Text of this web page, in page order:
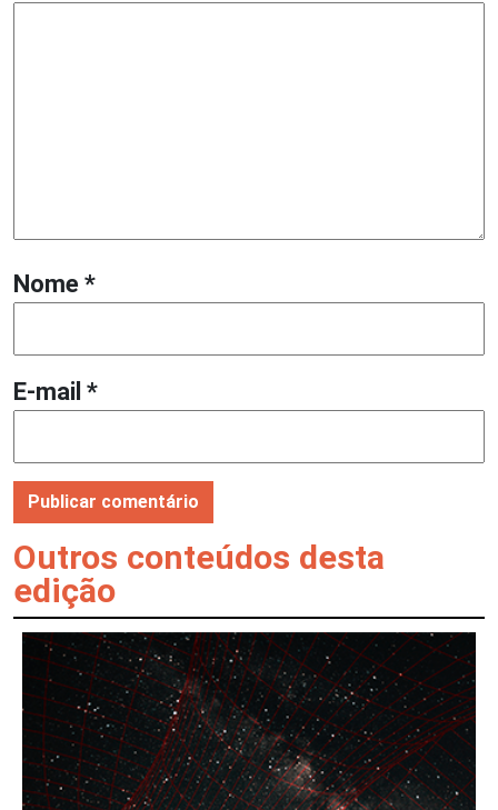
Nome *
E-mail *
Outros conteúdos desta
edição